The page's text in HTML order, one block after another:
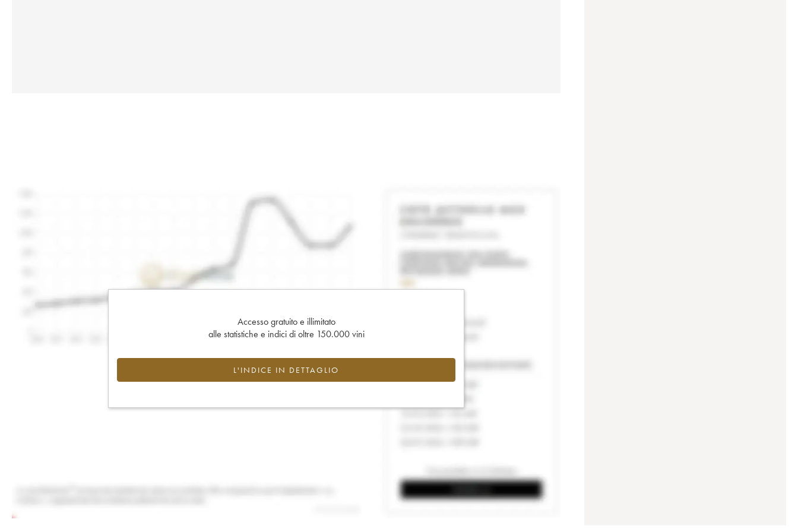
Accesso gratuito e illimitato
alle statistiche e indici di oltre 150.000 vini
L'INDICE IN DETTAGLIO